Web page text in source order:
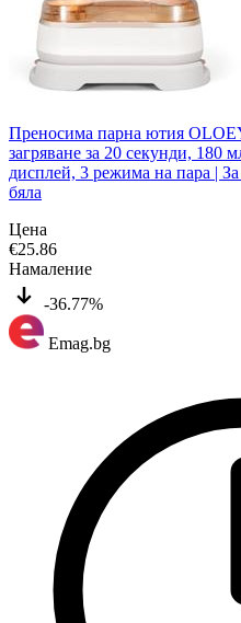
Преносима парна ютия
загряване за 20 секунди, 180
дисплей, 3 режима на пара |
бяла
Цена
€25.86
Намаление
-36.77%
Emag.bg